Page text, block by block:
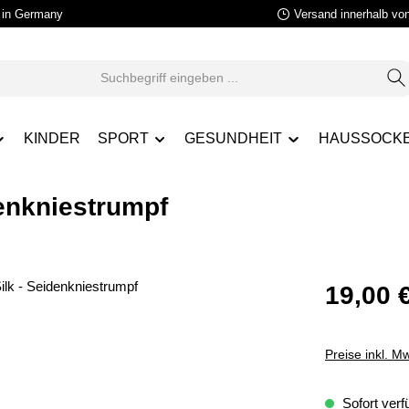
Germany Versand innerhalb
KINDER SPORT GESUNDHEIT
19,00
Preise inkl.
Sofort